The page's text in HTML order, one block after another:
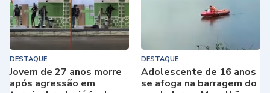
DESTAQUE
Jovem de 27 anos morre
após agressão em
DESTAQUE
Adolescente de 16 anos
se afoga na barragem do